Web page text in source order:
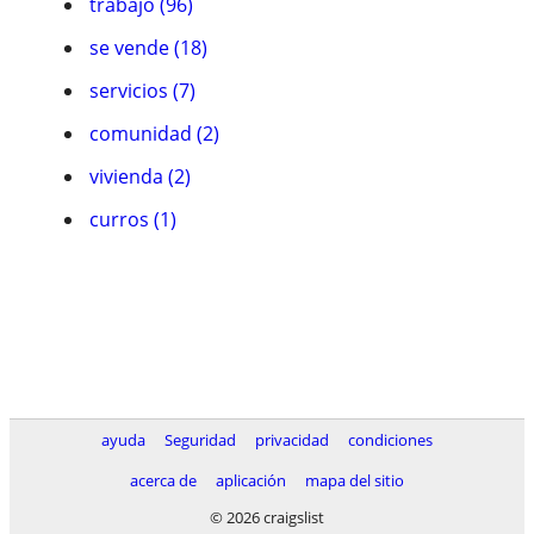
se vende (18)
servicios (7)
comunidad (2)
vivienda (2)
curros (1)
ayuda Seguridad privacidad
condiciones
acerca de
aplicación
mapa del sitio
© 2026 craigslist